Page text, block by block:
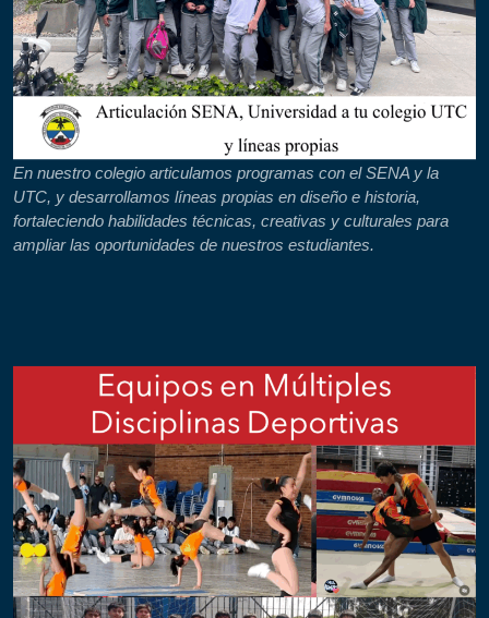
En nuestro colegio articulamos programas con el SENA y la
UTC, y desarrollamos líneas propias en diseño e historia,
fortaleciendo habilidades técnicas, creativas y culturales para
ampliar las oportunidades de nuestros estudiantes.